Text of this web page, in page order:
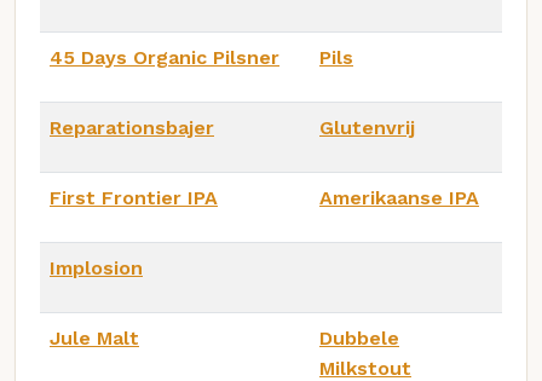
45 Days Organic Pilsner Pils
Reparationsbajer Glutenvrij
First Frontier IPA Amerikaanse IPA
Implosion
Jule Malt
Dubbele
Milkstout